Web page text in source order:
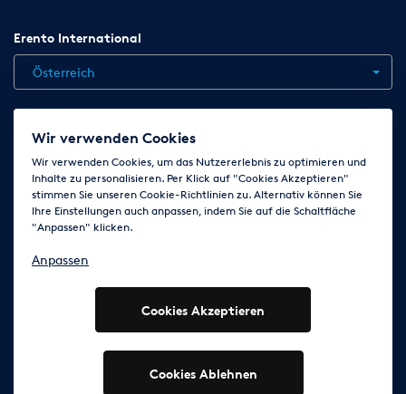
Erento International
Österreich
Jobs Kontakt News
AGB
Impressum Cookie-Einstellungen ändern
Folge uns auf
© 2003 - 2026 Erento Campanda GmbH - Alle Rechte
vorbehalten
Ausgewiesene Marken gehören den jeweiligen Eigentümern.
Wir verwenden Cookies
Wir verwenden Cookies, um das Nutzererlebnis zu optimieren und
Inhalte zu personalisieren. Per Klick auf "Cookies Akzeptieren"
stimmen Sie unseren Cookie-Richtlinien zu. Alternativ können Sie
Ihre Einstellungen auch anpassen, indem Sie auf die Schaltfläche
"Anpassen" klicken.
Anpassen
Cookies Akzeptieren
Cookies Ablehnen